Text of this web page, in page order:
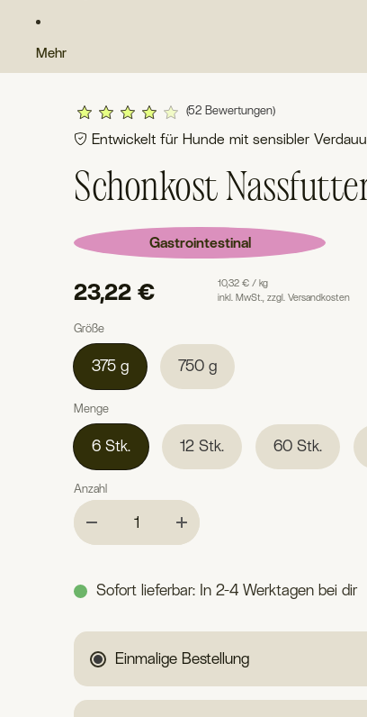
Mehr
(52 Bewertungen)
Entwickelt für Hunde mit sensibler
Schonkost
Gastrointestinal
23,22 € 10,32 € / kg
inkl. MwSt., zzgl. Versandkosten
Größe
375 g 750 g
Menge
6 Stk. 12 Stk. 60 Stk.
Anzahl
Sofort lieferbar: In 2-4 Werktagen bei dir
Einmalige Bestellung